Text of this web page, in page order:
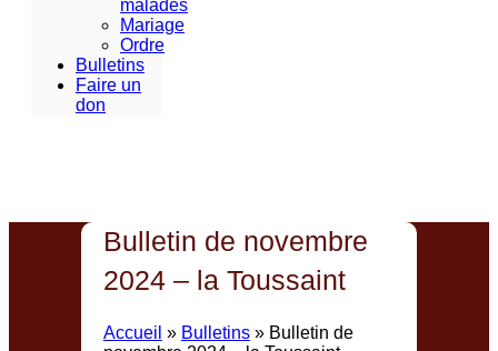
malades
Mariage
Ordre
Bulletins
Faire un
don
Bulletin de novembre
2024 – la Toussaint
Accueil » Bulletins» Bulletin de